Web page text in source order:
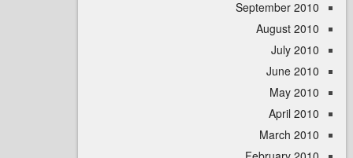
September
August
July
June
May
April
March